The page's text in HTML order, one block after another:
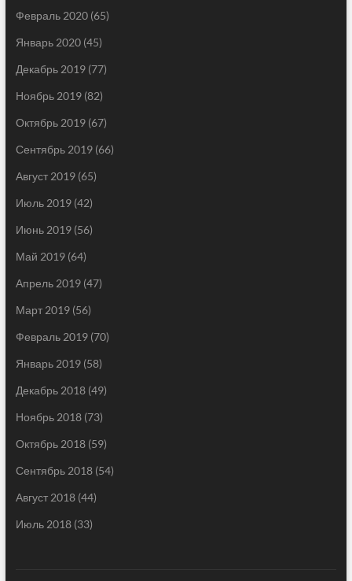
Февраль 2020(65)
Январь 2020(45)
Декабрь 2019(77)
Ноябрь 2019(82)
Октябрь 2019(67)
Сентябрь 2019(66)
Август 2019(65)
Июль 2019(42)
Июнь 2019(56)
Май 2019(64)
Апрель 2019(47)
Март 2019(56)
Февраль 2019(70)
Январь 2019(58)
Декабрь 2018(49)
Ноябрь 2018(73)
Октябрь 2018(59)
Сентябрь 2018(54)
Август 2018(44)
Июль 2018(33)